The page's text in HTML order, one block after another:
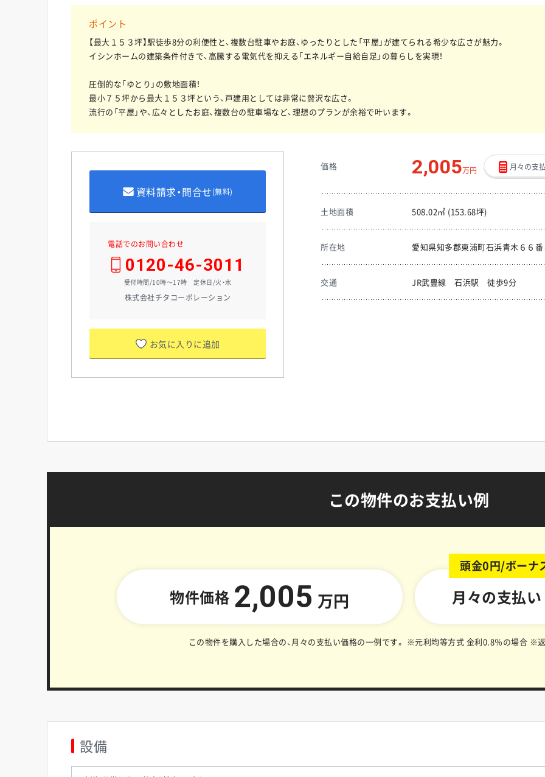
ポイント
【最大１５３坪】駅徒歩8分の利便性と、複数台駐車やお庭、ゆったりとした「平屋」が建てられる希少な広さが魅力。
イシンホームの建築条件付きで、高騰する電気代を抑える「エネルギー自給自足」の暮らしを実現！
圧倒的な「ゆとり」の敷地面積！
最小７５坪から最大１５３坪という、戸建用としては非常に贅沢な広さ。
流行の「平屋」や、広々としたお庭、複数台の駐車場など、理想のプランが余裕で叶います。
資料請求・問合せ(無料)
電話でのお問い合わせ
0120-46-3011
受付時間/10時～17時 定休日/火・水
株式会社チタコーポレーション
お気に入りに追加
価格 2,005万円 月々の支
土地面積 508.02㎡ (153.68坪)
所在地 愛知県知多郡東浦町石浜青木６６
交通 JR武豊線 石浜駅 徒歩9分
この物件のお支払い例
頭金0円/ボーナ
物件価格 2,005 万円 月々の支払い
この物件を購入した場合の、月々の支払い価格の一例です。 ※元利均等方式 金利0.8％の場合 ※
設備